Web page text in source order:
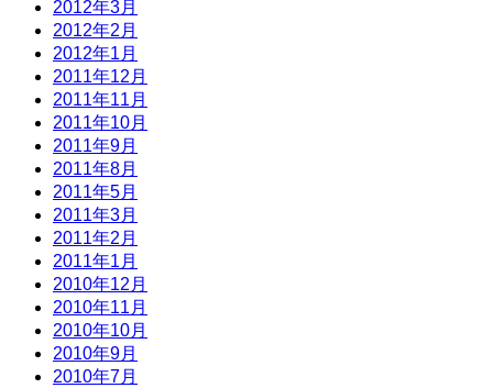
2012年3月
2012年2月
2012年1月
2011年12月
2011年11月
2011年10月
2011年9月
2011年8月
2011年5月
2011年3月
2011年2月
2011年1月
2010年12月
2010年11月
2010年10月
2010年9月
2010年7月